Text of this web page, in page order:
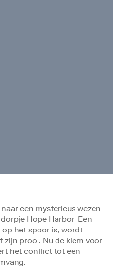
een mysterieus wezen
Hope Harbor. Een
het spoor is, wordt
zijn prooi. Nu de kiem voor
het conflict tot een